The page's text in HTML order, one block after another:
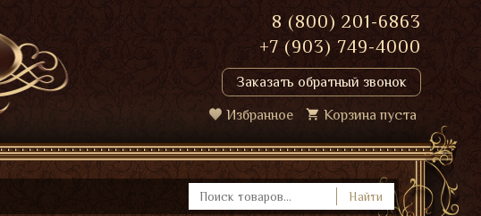
8 (800) 201-6863
+7 (903) 749-4000
Заказать обратный звонок
Избранное Корзина пуста
Найти